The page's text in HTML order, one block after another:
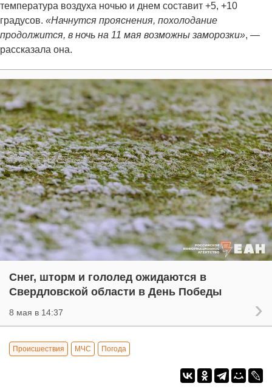
температура воздуха ночью и днем составит +5, +10
градусов. «Начнутся прояснения, похолодание
продолжится, в ночь на 11 мая возможны заморозки», —
рассказала она.
Снег, шторм и гололед ожидаются в
Свердловской области в День Победы
8 мая в 14:37
Происшествия МЧС Погода